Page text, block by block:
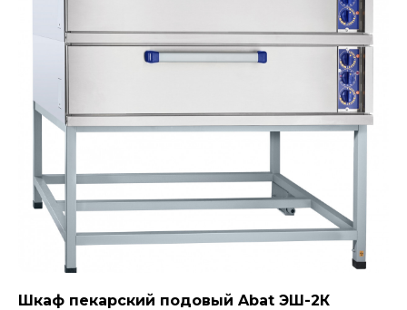
Шкаф пекарский подовый Abat ЭШ-2К